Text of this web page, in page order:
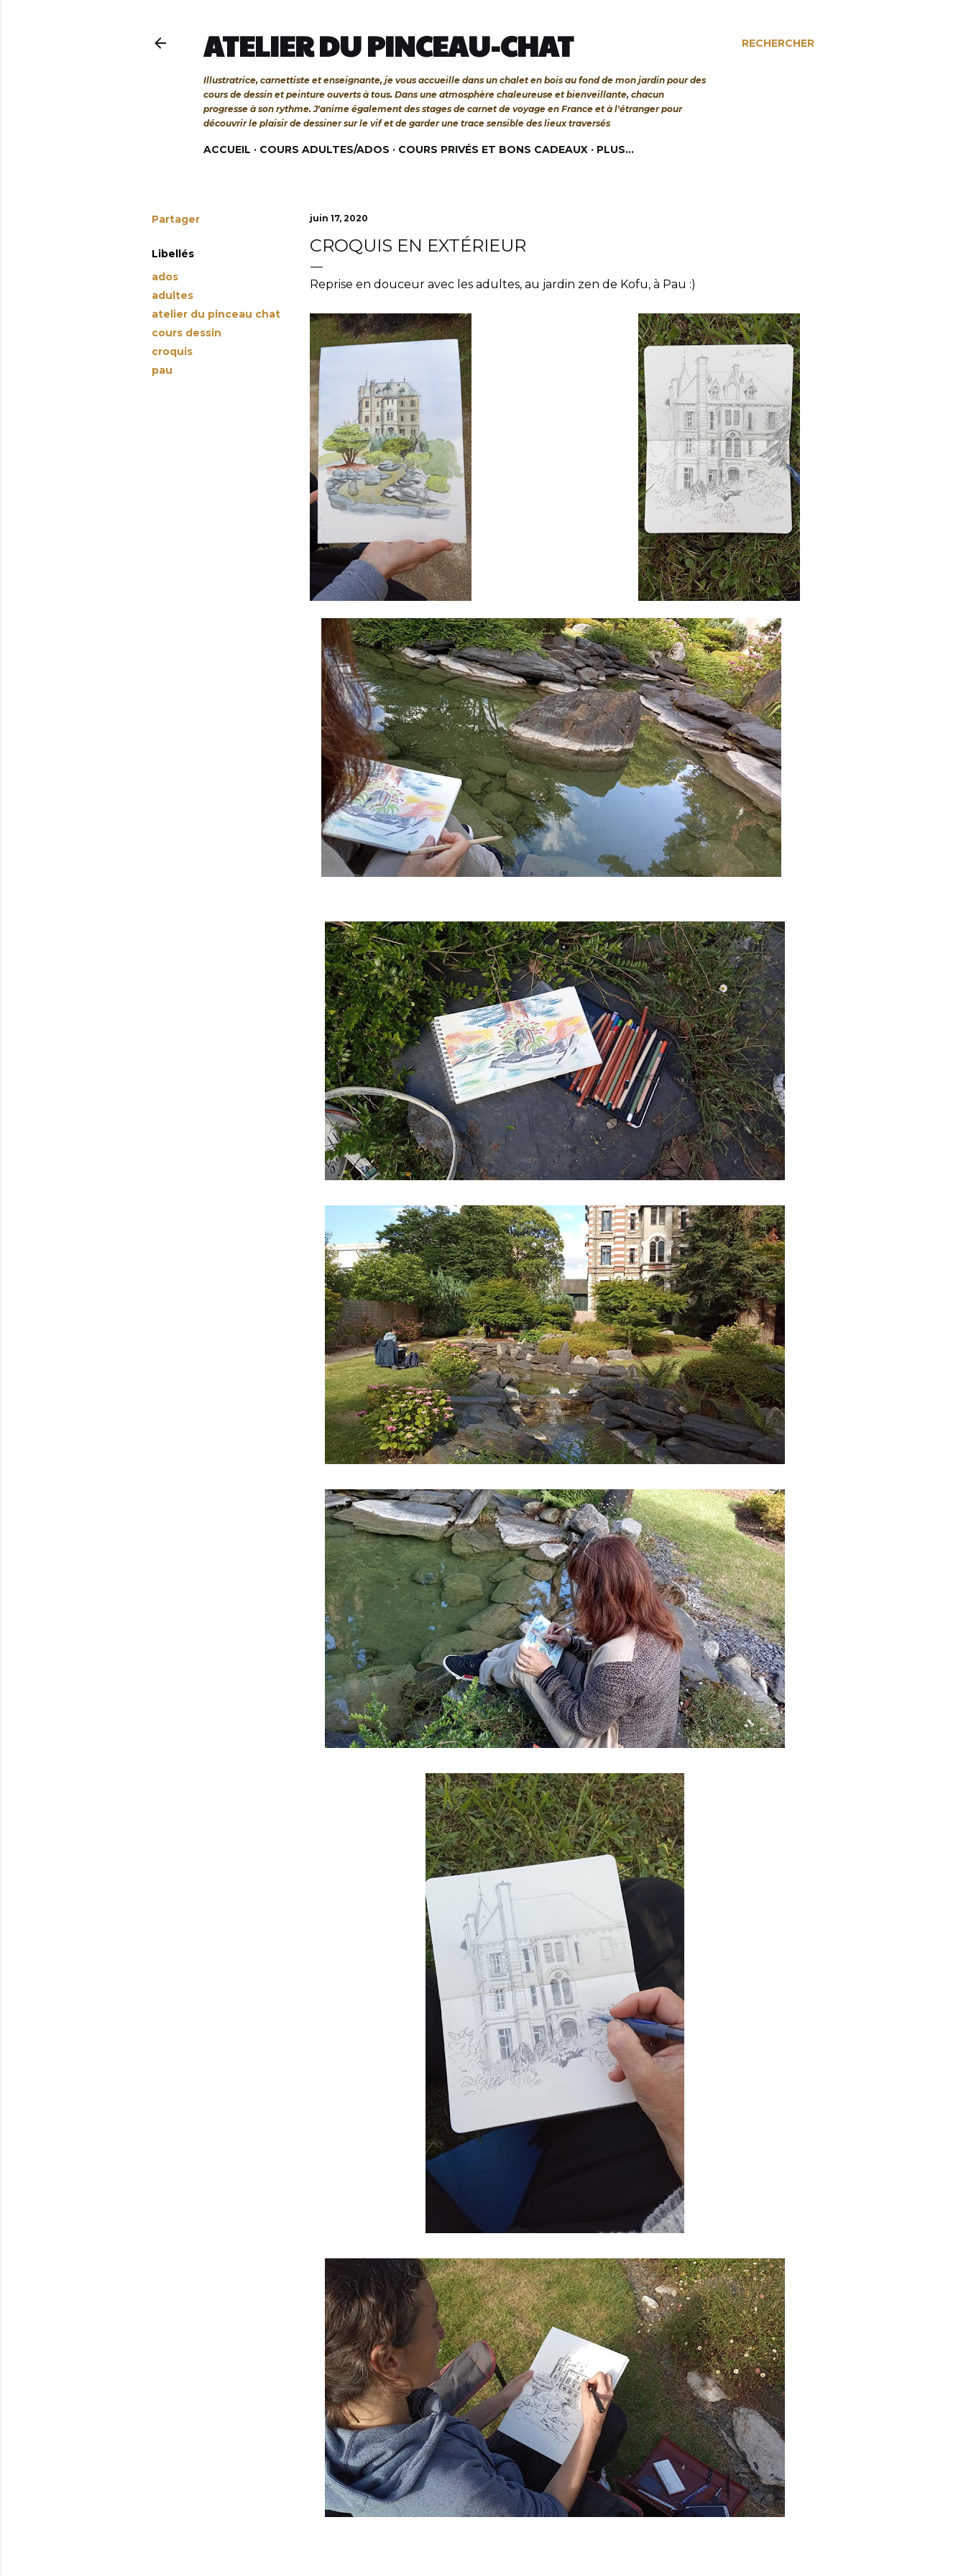
RECHERCHER
ATELIER DU PINCEAU-CHAT
Illustratrice, carnettiste et enseignante, je vous accueille dans un chalet en bois au fond de mon jardin pour des
cours de dessin et peinture ouverts à tous. Dans une atmosphère chaleureuse et bienveillante, chacun
progresse à son rythme. J'anime également des stages de carnet de voyage en France et à l'étranger pour
découvrir le plaisir de dessiner sur le vif et de garder une trace sensible des lieux traversés
ACCUEIL COURS ADULTES/ADOS COURS PRIVÉS ET BONS CADEAUX PLUS…
Partager
Libellés
ados
adultes
atelier du pinceau chat
cours dessin
croquis
pau
juin 17, 2020
CROQUIS EN EXTÉRIEUR
Reprise en douceur avec les adultes, au jardin zen de Kofu, à Pau :)